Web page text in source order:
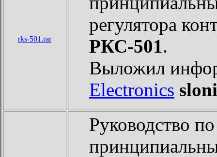
rks-501.rar
регулятора
РКС-501.
Выложил
Electronics
Руководство